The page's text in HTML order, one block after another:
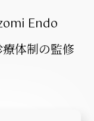
Endo
体制の監修